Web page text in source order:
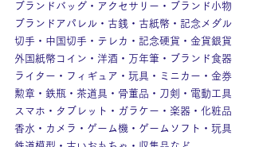
ブランドバッグ・アクセサリー・ブランド小物
ブランドアパレル・古銭・古紙幣・記念メダル
切手・中国切手・テレカ・記念硬貨・金貨銀貨
外国紙幣コイン・洋酒・万年筆・ブランド食器
ライター・フィギュア・玩具・ミニカー・金券
勲章・鉄瓶・茶道具・骨董品・刀剣・電動工具
スマホ・タブレット・ガラケー・楽器・化粧品
香水・カメラ・ゲーム機・ゲームソフト・玩具